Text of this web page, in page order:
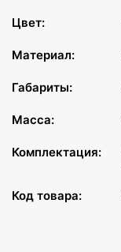
Цвет:
Материал:
Габариты:
Масса:
Комплектация:
Код товара: